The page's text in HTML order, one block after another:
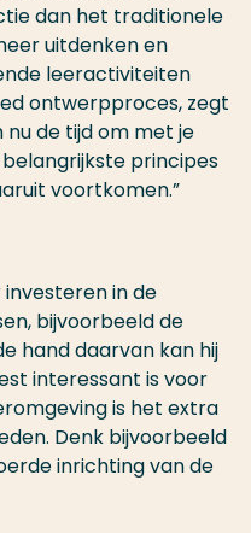
dan het traditionele
uitdenken en
leeractiviteiten
ontwerpproces, zegt
nu de tijd om met je
principes
voortkomen.”
in de
bijvoorbeeld de
hand daarvan kan hij
interessant is voor
is het extra
Denk bijvoorbeeld
inrichting van de